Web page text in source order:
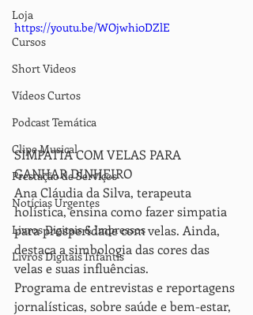
Loja
Cursos
Short Videos
Vídeos Curtos
Podcast Temática
Clipe Musical
Prestação de Serviços
Notícias Urgentes
Livros Digitais & Impressos
Livros Digitais Infantis
https://youtu.be/WOjwhi0DZlE
SIMPATIA COM VELAS PARA
GANHAR DINHEIRO
Ana Cláudia da Silva, terapeuta
holística, ensina como fazer simpatia
para prosperidade com velas. Ainda,
destaca a simbologia das cores das
velas e suas influências.
Programa de entrevistas e reportagens
jornalísticas, sobre saúde e bem-estar,